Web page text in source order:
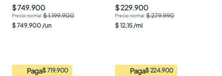
$ 749.900
$ 1.199.900
$749.900 /un
Paga$ 719.900
$ 229.900
$ 279.990
$12,15 /ml
Paga$ 224.900